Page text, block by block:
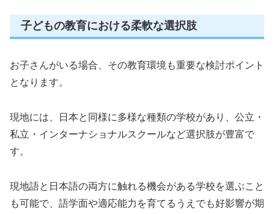
子どもの教育における柔軟な選択肢
お子さんがいる場合、その教育環境も重要な検討ポイント
となります。
現地には、日本と同様に多様な種類の学校があり、公立・
私立・インターナショナルスクールなど選択肢が豊富で
す。
現地語と日本語の両方に触れる機会がある学校を選ぶこと
も可能で、語学面や適応能力を育てるうえでも好影響が期